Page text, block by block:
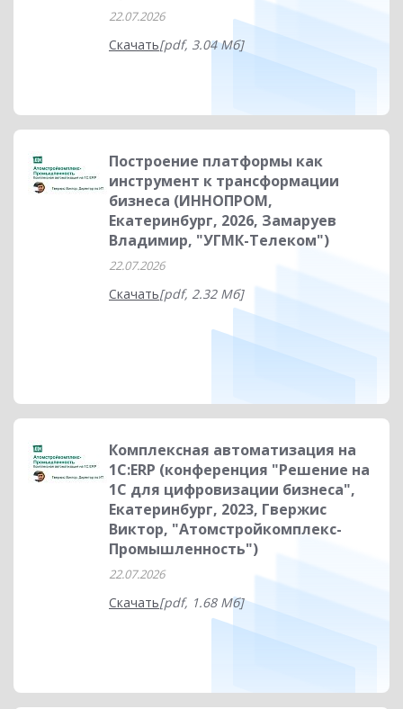
22.07.2026
Скачать[pdf, 3.04 Мб]
Построение платформы как
инструмент к трансформации
бизнеса (ИННОПРОМ,
Екатеринбург, 2026, Замаруев
Владимир, "УГМК-Телеком")
22.07.2026
Скачать[pdf, 2.32 Мб]
Комплексная автоматизация на
1С:ERP (конференция "Решение на
1С для цифровизации бизнеса",
Екатеринбург, 2023, Гвержис
Виктор, "Атомстройкомплекс-
Промышленность")
22.07.2026
Скачать[pdf, 1.68 Мб]